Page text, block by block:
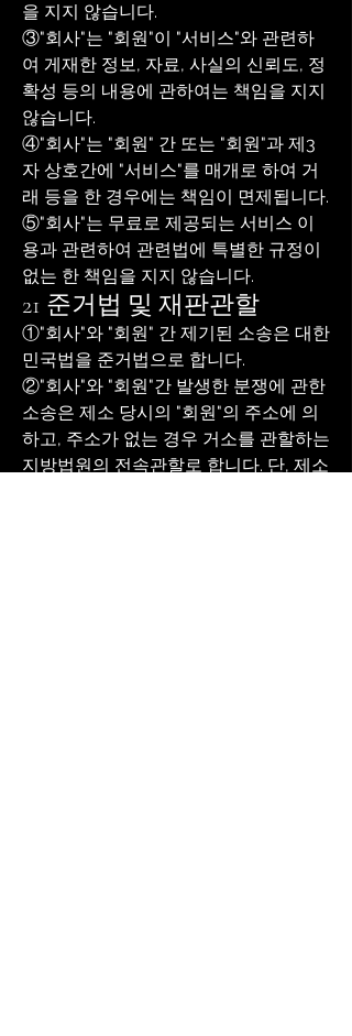
을 지지 않습니다.
③"회사"는 "회원"이 "서비스"와 관련하
여 게재한 정보, 자료, 사실의 신뢰도, 정
확성 등의 내용에 관하여는 책임을 지지
않습니다.
④"회사"는 "회원" 간 또는 "회원"과 제3
자 상호간에 "서비스"를 매개로 하여 거
래 등을 한 경우에는 책임이 면제됩니다.
⑤"회사"는 무료로 제공되는 서비스 이
용과 관련하여 관련법에 특별한 규정이
없는 한 책임을 지지 않습니다.
21 준거법 및 재판관할
①"회사"와 "회원" 간 제기된 소송은 대한
민국법을 준거법으로 합니다.
②"회사"와 "회원"간 발생한 분쟁에 관한
소송은 제소 당시의 "회원"의 주소에 의
하고, 주소가 없는 경우 거소를 관할하는
지방법원의 전속관할로 합니다. 단, 제소